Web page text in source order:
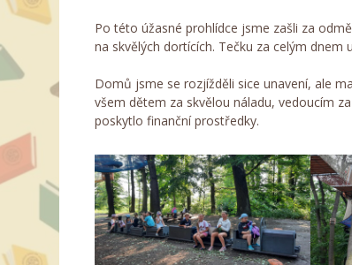
Po této úžasné prohlídce jsme zašli za
na skvělých dortících. Tečku za celým
Domů jsme se rozjížděli sice unavení, ale
všem dětem za skvělou náladu, vedoucím
poskytlo finanční prostředky.